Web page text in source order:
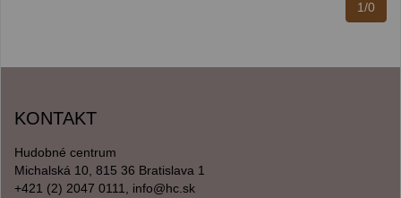
1/0
KONTAKT
Hudobné centrum
Michalská 10, 815 36 Bratislava 1
+421 (2) 2047 0111, info@hc.sk